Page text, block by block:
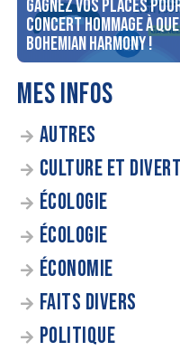
Gagnez vos places
concert Hommage à
Bohemian Harmony !
MES INFOS
AUTRES
CULTURE ET
ÉCOLOGIE
ÉCOLOGIE
ÉCONOMIE
FAITS DIVERS
POLITIQUE